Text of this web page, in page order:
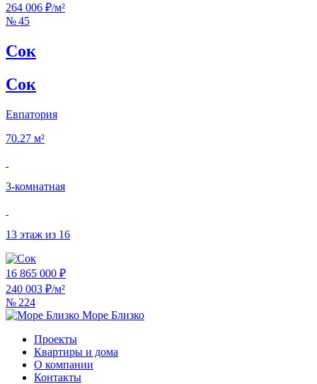
264 006 ₽/м²
№ 45
Сок
Сок
Евпатория
70.27 м²
3‑комнатная
13 этаж из 16
16 865 000 ₽
240 003 ₽/м²
№ 224
Море Близко
Проекты
Квартиры и дома
О компании
Контакты